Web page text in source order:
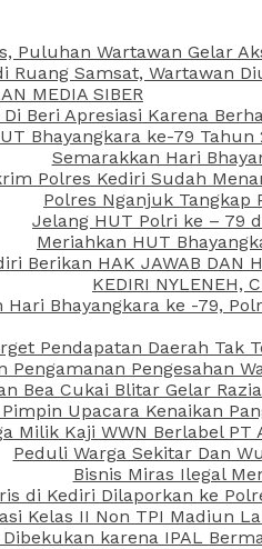
Puluhan Wartawan Gelar
Ruang Samsat, Wartawan
MEDIA SIBER
Beri Apresiasi Karena
Bhayangkara ke-79
Semarakkan Hari
Polres Kediri Sudah
Polres Nganjuk Tangkap
Jelang HUT Polri ke – 79
Meriahkan HUT
Berikan HAK JAWAB DAN
KEDIRI NYLENEH,
Hari Bhayangkara ke -79,
Pendapatan Daerah Tak
Pengamanan Pengesahan
Bea Cukai Blitar Gelar
Upacara Kenaikan
Milik Kaji WWN Berlabel
Peduli Warga Sekitar Dan
Bisnis Miras Ilegal
di Kediri Dilaporkan ke
Kelas II Non TPI Madiun
Dibekukan karena IPAL